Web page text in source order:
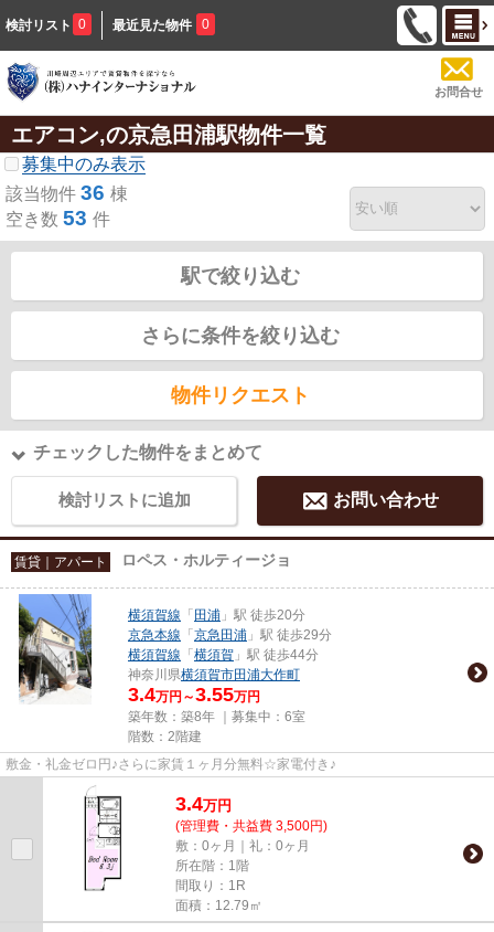
検討リスト 0 最近見た物件 0
お問合せ
エアコン,の京急田浦駅物件一覧
募集中のみ表示
該当物件 36 棟
空き数 53 件
駅で絞り込む
さらに条件を絞り込む
物件リクエスト
チェックした物件をまとめて
検討リストに追加 お問い合わせ
賃貸｜アパート ロペス・ホルティージョ
横須賀線 「 田浦 」駅 徒歩20分
京急本線 「 京急田浦 」駅 徒歩29分
横須賀線 「 横須賀 」駅 徒歩44分
神奈川県横須賀市田浦大作町
3.4万円～3.55万円
築年数：築8年 ｜募集中： 6室
階数：2階建
敷金・礼金ゼロ円♪さらに家賃１ヶ月分無料☆家電付き♪
3.4万円
(管理費・共益費 3,500円)
敷：0ヶ月｜礼：0ヶ月
所在階：1階
間取り：1R
面積：12.79㎡